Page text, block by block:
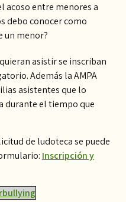
acoso entre menores a
debo conocer como
un menor?
asistir se inscriban
Además la AMPA
asistentes que lo
durante el tiempo que
de ludoteca se puede
Inscripción y